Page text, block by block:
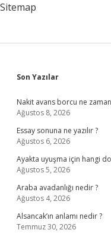
Sitemap
Sidebar
Son Yazılar
Nakit avans borcu ne zaman
Ağustos 8, 2026
Essay sonuna ne yazılır ?
Ağustos 6, 2026
Ayakta uyuşma için hangi
Ağustos 5, 2026
Araba avadanlığı nedir ?
Ağustos 4, 2026
Alsancak’ın anlamı nedir ?
Temmuz 30, 2026